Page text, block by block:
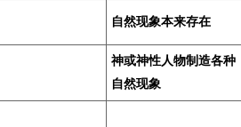
自然现象本来存在
神或神性人物制造各种
自然现象